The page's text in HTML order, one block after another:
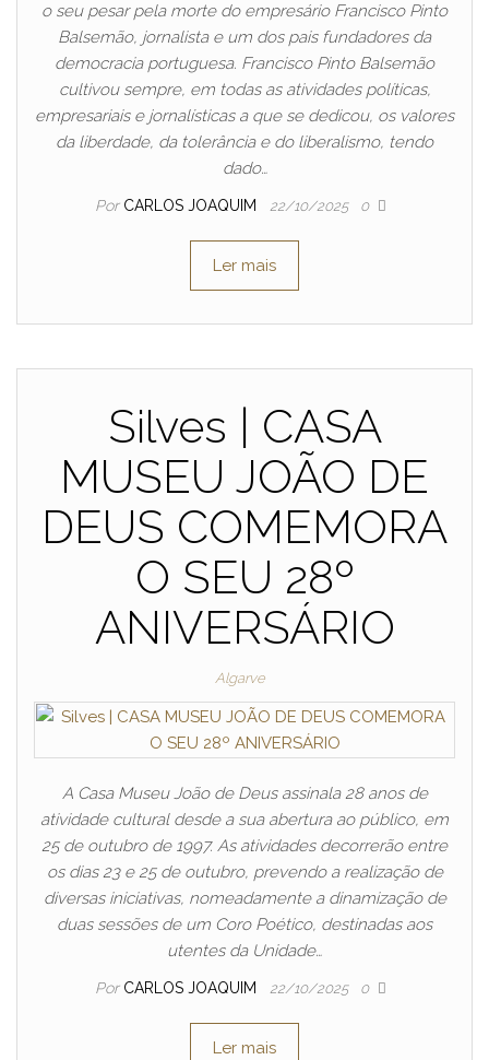
o seu pesar pela morte do empresário Francisco Pinto
Balsemão, jornalista e um dos pais fundadores da
democracia portuguesa. Francisco Pinto Balsemão
cultivou sempre, em todas as atividades políticas,
empresariais e jornalísticas a que se dedicou, os valores
da liberdade, da tolerância e do liberalismo, tendo
dado…
Por CARLOS JOAQUIM 22/10/2025 0
Ler mais
Silves | CASA
MUSEU JOÃO DE
DEUS COMEMORA
O SEU 28º
ANIVERSÁRIO
Algarve
A Casa Museu João de Deus assinala 28 anos de
atividade cultural desde a sua abertura ao público, em
25 de outubro de 1997. As atividades decorrerão entre
os dias 23 e 25 de outubro, prevendo a realização de
diversas iniciativas, nomeadamente a dinamização de
duas sessões de um Coro Poético, destinadas aos
utentes da Unidade…
Por CARLOS JOAQUIM 22/10/2025 0
Ler mais